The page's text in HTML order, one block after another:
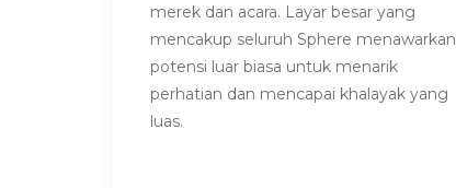
merek dan acara. Layar besar yang
mencakup seluruh Sphere menawarkan
potensi luar biasa untuk menarik
perhatian dan mencapai khalayak yang
luas.